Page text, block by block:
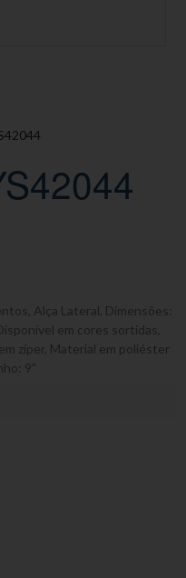
Alça Lateral Dimensões:
em cores sortidas
zíper Material em poliéster
9"